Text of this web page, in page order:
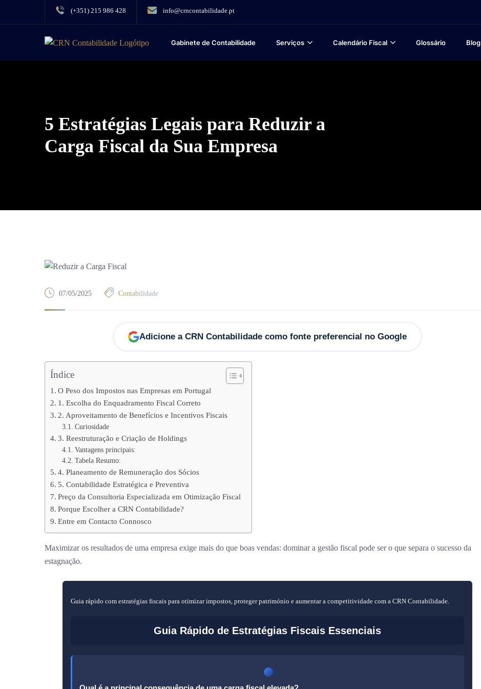
(+351) 215 986 428 info@crncontabilidade.pt
Gabinete de Contabilidade Serviços Calendário Fiscal Glossário Blog
5 Estratégias Legais para Reduzir a
Carga Fiscal da Sua Empresa
07/05/2025 Contabilidade
Adicione a CRN Contabilidade como fonte preferencial no Google
Índice
O Peso dos Impostos nas Empresas em Portugal
1. Escolha do Enquadramento Fiscal Correto
2. Aproveitamento de Benefícios e Incentivos Fiscais
Curiosidade
3. Reestruturação e Criação de Holdings
Vantagens principais:
Tabela Resumo:
4. Planeamento de Remuneração dos Sócios
5. Contabilidade Estratégica e Preventiva
Preço da Consultoria Especializada em Otimização Fiscal
Porque Escolher a CRN Contabilidade?
Entre em Contacto Connosco
Maximizar os resultados de uma empresa exige mais do que boas vendas: dominar a gestão fiscal pode ser o que separa o sucesso da
estagnação.
Guia rápido com estratégias fiscais para otimizar impostos, proteger património e aumentar a competitividade com a CRN Contabilidade.
Guia Rápido de Estratégias Fiscais Essenciais